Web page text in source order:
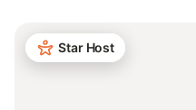
Star Host